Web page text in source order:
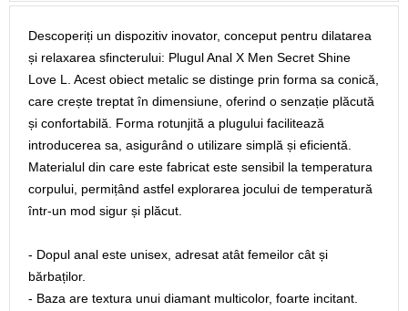
Descoperiți un dispozitiv inovator, conceput pentru dilatarea
și relaxarea sfincterului: Plugul Anal X Men Secret Shine
Love L. Acest obiect metalic se distinge prin forma sa conică,
care crește treptat în dimensiune, oferind o senzație plăcută
și confortabilă. Forma rotunjită a plugului facilitează
introducerea sa, asigurând o utilizare simplă și eficientă.
Materialul din care este fabricat este sensibil la temperatura
corpului, permițând astfel explorarea jocului de temperatură
într-un mod sigur și plăcut.
- Dopul anal este unisex, adresat atât femeilor cât și
bărbaților.
- Baza are textura unui diamant multicolor, foarte incitant.